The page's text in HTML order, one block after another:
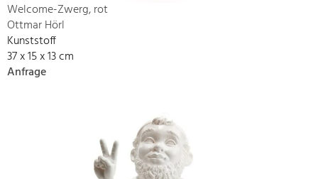
Welcome-Zwerg, rot
Ottmar Hörl
Kunststoff
37 x 15 x 13 cm
Anfrage